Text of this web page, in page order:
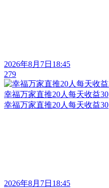
2026年8月7日18:45
279
幸福万家直推20人每天收益30
幸福万家直推20人每天收益30
2026年8月7日18:45